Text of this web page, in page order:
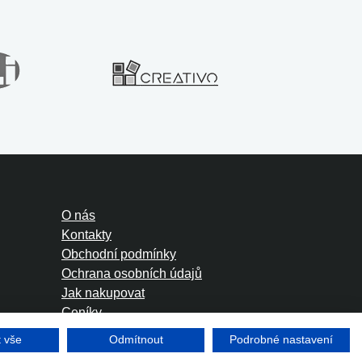
O nás
Kontakty
Obchodní podmínky
Ochrana osobních údajů
Jak nakupovat
Ceníky
Foreign Rights
vše Odmítnout Podrobné nastavení